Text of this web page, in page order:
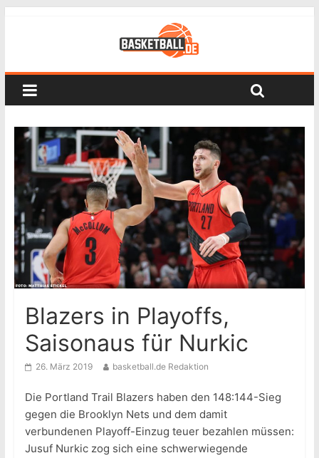
Blazers in Playoffs,
Saisonaus für Nurkic
26. März 2019 basketball.de Redaktion
Die Portland Trail Blazers haben den 148:144-Sieg
gegen die Brooklyn Nets und dem damit
verbundenen Playoff-Einzug teuer bezahlen müssen:
Jusuf Nurkic zog sich eine schwerwiegende